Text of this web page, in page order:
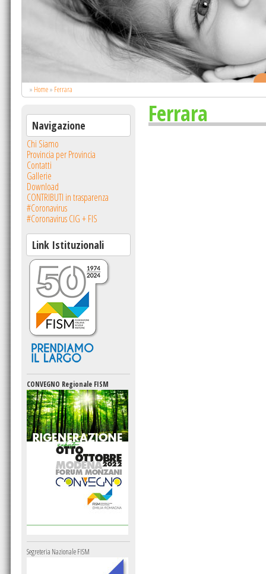
» Home» Ferrara
Ferrara
Navigazione
Chi Siamo
Provincia per Provincia
Contatti
Gallerie
Download
CONTRIBUTI in trasparenza
#Coronavirus
#Coronavirus CIG + FIS
Link Istituzionali
CONVEGNO Regionale FISM
Segreteria Nazionale FISM